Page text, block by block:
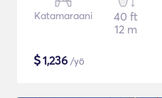
Katamaraani
40 ft
12 m
$1,236 /yö